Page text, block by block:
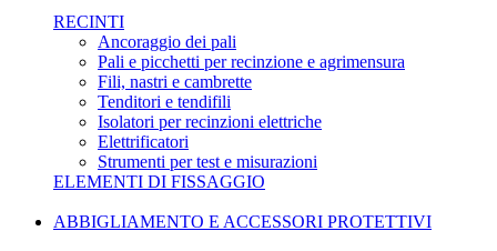
RECINTI
Ancoraggio dei pali
Pali e picchetti per recinzione e agrimensura
Fili, nastri e cambrette
Tenditori e tendifili
Isolatori per recinzioni elettriche
Elettrificatori
Strumenti per test e misurazioni
ELEMENTI DI FISSAGGIO
ABBIGLIAMENTO E ACCESSORI PROTETTIVI